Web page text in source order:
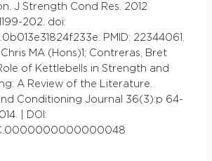
J Strength Cond Res. 2012
202. doi:
PMID: 22344061.
MA (Hons)1; Contreras, Bret
of Kettlebells in Strength and
A Review of the Literature.
Conditioning Journal 36(3):p 64-
| DOI: